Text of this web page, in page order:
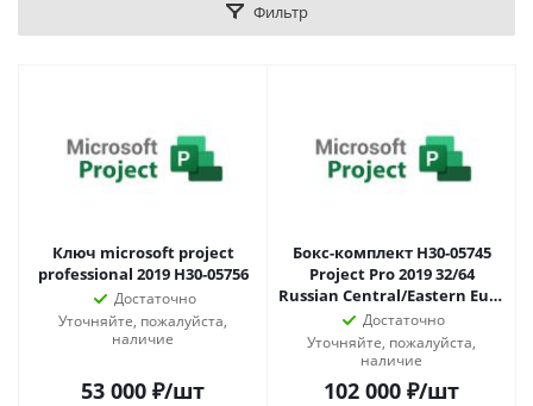
Фильтр
Ключ microsoft project
professional 2019 H30-05756
Достаточно
Уточняйте, пожалуйста,
наличие
53 000 ₽/шт
Бокс-комплект H30-05745
Project Pro 2019 32/64
Russian Central/Eastern Euro
Only EM DVD
Достаточно
Уточняйте, пожалуйста,
наличие
102 000 ₽/шт